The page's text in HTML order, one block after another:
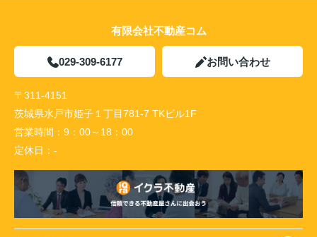
有限会社不動産コム
029-309-6177 お問い合わせ
〒311-4151
茨城県水戸市姫子１丁目781-7 TKビル1F
営業時間： 9：00～18：00
定休日： -